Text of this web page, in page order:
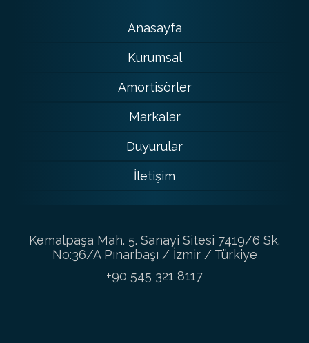
Anasayfa
Kurumsal
Amortisörler
Markalar
Duyurular
İletişim
Kemalpaşa Mah. 5. Sanayi Sitesi 7419/6 Sk.
No:36/A Pınarbaşı / İzmir / Türkiye
+90 545 321 8117